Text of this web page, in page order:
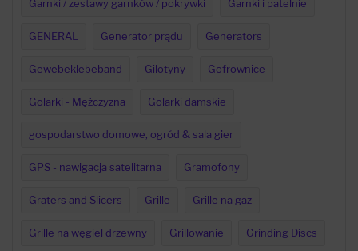
Garnki / zestawy garnków / pokrywki Garnki i patelnie
GENERAL Generator prądu Generators
Gewebeklebeband Gilotyny Gofrownice
Golarki - Mężczyzna Golarki damskie
gospodarstwo domowe, ogród & sala gier
GPS - nawigacja satelitarna Gramofony
Graters and Slicers Grille Grille na gaz
Grille na węgiel drzewny Grillowanie Grinding Discs